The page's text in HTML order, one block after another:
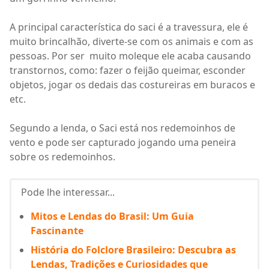
A principal característica do saci é a travessura, ele é
muito brincalhão, diverte-se com os animais e com as
pessoas. Por ser muito moleque ele acaba causando
transtornos, como: fazer o feijão queimar, esconder
objetos, jogar os dedais das costureiras em buracos e
etc.
Segundo a lenda, o Saci está nos redemoinhos de
vento e pode ser capturado jogando uma peneira
sobre os redemoinhos.
Pode lhe interessar...
Mitos e Lendas do Brasil: Um Guia
Fascinante
História do Folclore Brasileiro: Descubra as
Lendas, Tradições e Curiosidades que